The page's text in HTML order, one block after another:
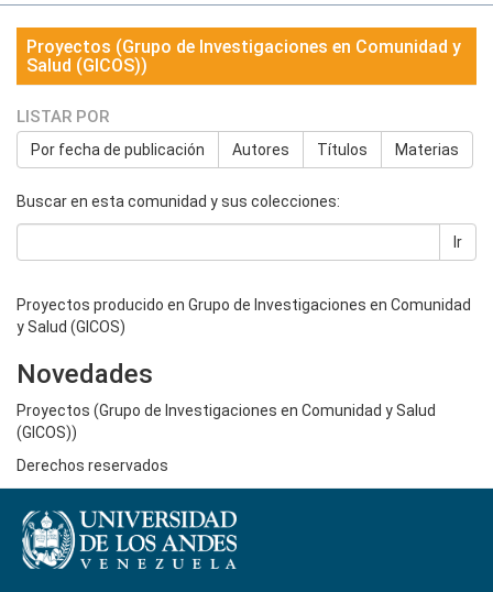
Proyectos (Grupo de Investigaciones en Comunidad y
Salud (GICOS))
LISTAR POR
Por fecha de publicación Autores Títulos Materias
Buscar en esta comunidad y sus colecciones:
Ir
Proyectos producido en Grupo de Investigaciones en Comunidad
y Salud (GICOS)
Novedades
Proyectos (Grupo de Investigaciones en Comunidad y Salud
(GICOS))
Derechos reservados